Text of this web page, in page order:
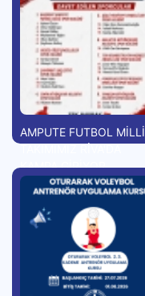
AMPUTE FUTBOL MİLLİ
KAMPA GİRİYOR